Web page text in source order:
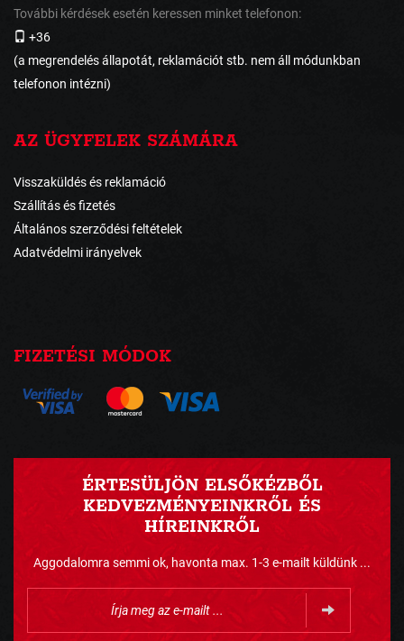
További kérdések esetén keressen minket telefonon:
+36
(a megrendelés állapotát, reklamációt stb. nem áll módunkban
telefonon intézni)
AZ ÜGYFELEK SZÁMÁRA
Visszaküldés és reklamáció
Szállítás és fizetés
Általános szerződési feltételek
Adatvédelmi irányelvek
FIZETÉSI MÓDOK
ÉRTESÜLJÖN ELSŐKÉZBŐL
KEDVEZMÉNYEINKRŐL ÉS
HÍREINKRŐL
Aggodalomra semmi ok, havonta max. 1-3 e-mailt küldünk ...